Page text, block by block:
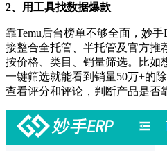
2、 用工具找数据爆款
靠Temu后台榜单不够全面，妙手
接整合全托管、半托管及官方推
按价格、类目、销量筛选。比如
一键筛选就能看到销量50万+的
查看评分和评论，判断产品是否